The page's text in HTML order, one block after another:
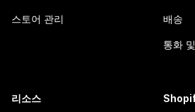
스토어 관리 배송
통화
리소스